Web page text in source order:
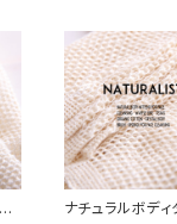
ナチュラルボディ